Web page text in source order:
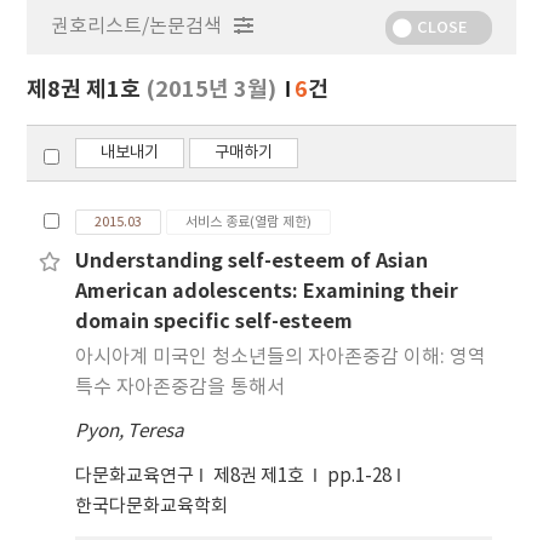
보
기
권호리스트/논문검색 CLOSE
제8권 제1호 (2015년 3월) 6건
내보내기 구매하기
2015.03 서비스 종료(열람 제한)
Understanding self-esteem of Asian
American adolescents: Examining their
domain specific self-esteem
아시아계 미국인 청소년들의 자아존중감 이해: 영역
특수 자아존중감을 통해서
Pyon, Teresa
다문화교육연구 제8권 제1호
pp.1-28
한국다문화교육학회